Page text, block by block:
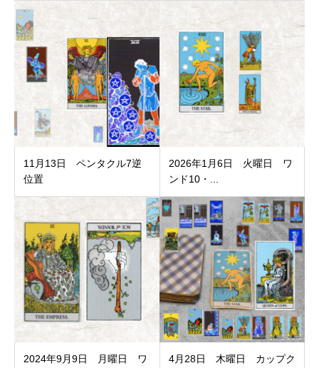
11月13日 ペンタクル7逆
位置
2026年1月6日 火曜日 ワ
ンド10・...
2024年9月9日 月曜日 ワ
4月28日 木曜日 カップク